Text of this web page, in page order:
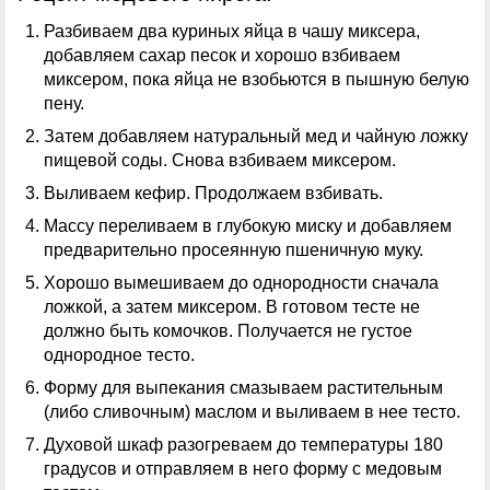
Разбиваем два куриных яйца в чашу миксера,
добавляем сахар песок и хорошо взбиваем
миксером, пока яйца не взобьются в пышную белую
пену.
Затем добавляем натуральный мед и чайную ложку
пищевой соды. Снова взбиваем миксером.
Выливаем кефир. Продолжаем взбивать.
Массу переливаем в глубокую миску и добавляем
предварительно просеянную пшеничную муку.
Хорошо вымешиваем до однородности сначала
ложкой, а затем миксером. В готовом тесте не
должно быть комочков. Получается не густое
однородное тесто.
Форму для выпекания смазываем растительным
(либо сливочным) маслом и выливаем в нее тесто.
Духовой шкаф разогреваем до температуры 180
градусов и отправляем в него форму с медовым